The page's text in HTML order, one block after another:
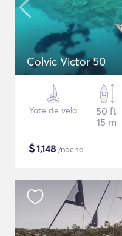
Colvic Victor 50
Yate de vela
50 ft
15 m
$1,148 /noche